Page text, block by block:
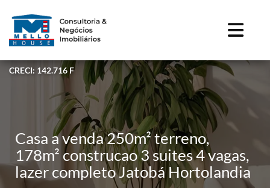
CRECI: 142.716 F
Casa a venda 250m² terreno,
178m² construcao 3 suites 4 vagas,
lazer completo Jatobá Hortolandia